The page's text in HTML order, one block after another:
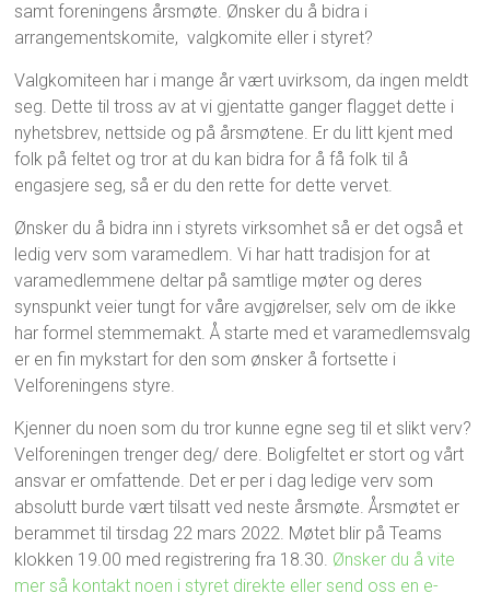
samt foreningens årsmøte. Ønsker du å bidra i
arrangementskomite, valgkomite eller i styret?
Valgkomiteen har i mange år vært uvirksom, da ingen meldt
seg. Dette til tross av at vi gjentatte ganger flagget dette i
nyhetsbrev, nettside og på årsmøtene. Er du litt kjent med
folk på feltet og tror at du kan bidra for å få folk til å
engasjere seg, så er du den rette for dette vervet.
Ønsker du å bidra inn i styrets virksomhet så er det også et
ledig verv som varamedlem. Vi har hatt tradisjon for at
varamedlemmene deltar på samtlige møter og deres
synspunkt veier tungt for våre avgjørelser, selv om de ikke
har formel stemmemakt. Å starte med et varamedlemsvalg
er en fin mykstart for den som ønsker å fortsette i
Velforeningens styre.
Kjenner du noen som du tror kunne egne seg til et slikt verv?
Velforeningen trenger deg/ dere. Boligfeltet er stort og vårt
ansvar er omfattende. Det er per i dag ledige verv som
absolutt burde vært tilsatt ved neste årsmøte. Årsmøtet er
berammet til tirsdag 22 mars 2022. Møtet blir på Teams
klokken 19.00 med registrering fra 18.30. Ønsker du å vite
mer så kontakt noen i styret direkte eller send oss en e-